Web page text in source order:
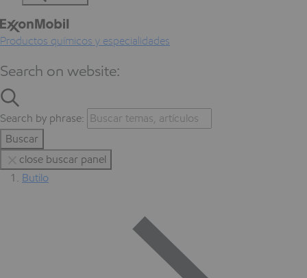
Productos químicos y especialidades
Search on website:
Search by phrase:
Buscar
close buscar panel
Butilo